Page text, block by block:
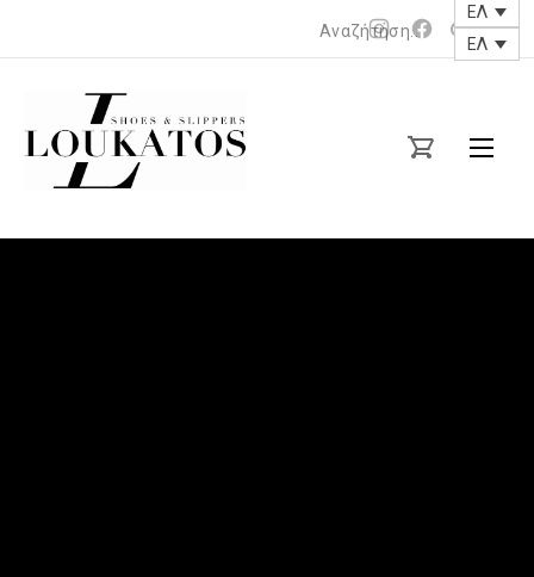
Νέο
παράθυρο
Νέο
παράθυρο
ΕΛ
ΕΛ
loukatos-
shoes.gr